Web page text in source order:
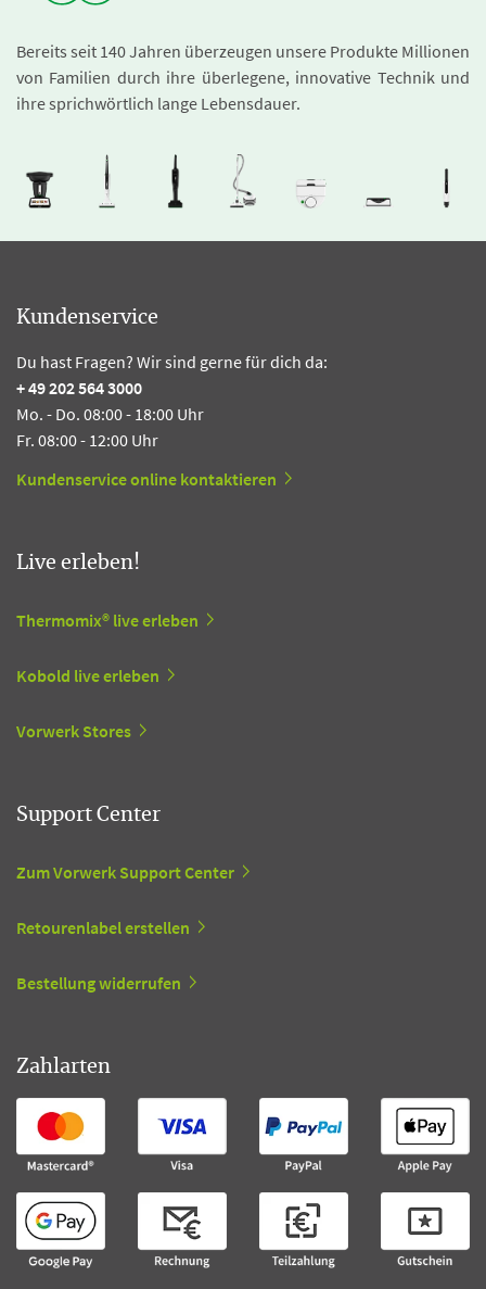
Bereits seit 140 Jahren überzeugen unsere Produkte Millionen
von Familien durch ihre überlegene, innovative Technik und
ihre sprichwörtlich lange Lebensdauer.
Kundenservice
Du hast Fragen? Wir sind gerne für dich da:
+ 49 202 564 3000
Mo. - Do. 08:00 - 18:00 Uhr
Fr. 08:00 - 12:00 Uhr
Kundenservice online kontaktieren
Live erleben!
Thermomix® live erleben
Kobold live erleben
Vorwerk Stores
Support Center
Zum Vorwerk Support Center
Retourenlabel erstellen
Bestellung widerrufen
Zahlarten